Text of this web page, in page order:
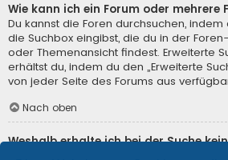
Wie kann ich ein Forum oder mehrere
Du kannst die Foren durchsuchen,
die Suchbox eingibst, die du in der
oder Themenansicht findest. Erweiterte
erhältst du, indem du den „Erweiterte
von jeder Seite des Forums aus
Nach oben
Weshalb erhalte ich bei der Suche
Deine Suche war möglicherweise zu